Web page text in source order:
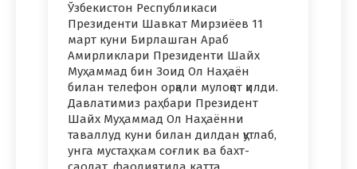
Ўзбекистон Республикаси
Президенти Шавкат Мирзиёев 11
март куни Бирлашган Араб
Амирликлари Президенти Шайх
Муҳаммад бин Зоид Ол Наҳаён
билан телефон орқали мулоқот қилди.
Давлатимиз раҳбари Президент
Шайх Муҳаммад Ол Наҳаённи
таваллуд куни билан дилдан қутлаб,
унга мустаҳкам соғлик ва бахт-